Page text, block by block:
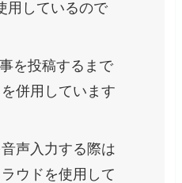
用しているので
を投稿するまで
併用しています
声入力する際は
ウドを使用して